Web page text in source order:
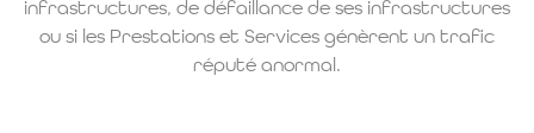
infrastructures, de défaillance de ses infrastructures
ou si les Prestations et Services génèrent un trafic
réputé anormal.